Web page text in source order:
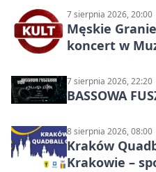
7 sierpnia 2026, 20:00
Męskie
koncert w
7 sierpnia 2026, 22:20
BASSOWA
8 sierpnia 2026, 08:00
Kraków
Krakowie –